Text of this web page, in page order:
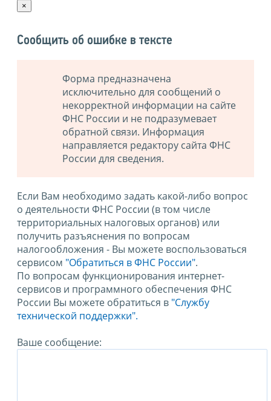
×
Сообщить об ошибке в тексте
Форма предназначена
исключительно для сообщений о
некорректной информации на сайте
ФНС России и не подразумевает
обратной связи. Информация
направляется редактору сайта ФНС
России для сведения.
Если Вам необходимо задать какой-либо вопрос
о деятельности ФНС России (в том числе
территориальных налоговых органов) или
получить разъяснения по вопросам
налогообложения - Вы можете воспользоваться
сервисом "Обратиться в ФНС России".
По вопросам функционирования интернет-
сервисов и программного обеспечения ФНС
России Вы можете обратиться в "Службу
технической поддержки".
Ваше сообщение: